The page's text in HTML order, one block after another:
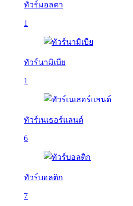
ทัวร์มอลตา
1
ทัวร์นามิเบีย
1
ทัวร์เนเธอร์แลนด์
6
ทัวร์บอลติก
7